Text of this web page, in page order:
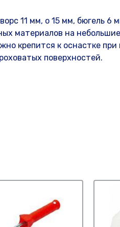
11 мм, o 15 мм, бюгель 6
материалов на
крепится к оснастке
поверхностей.